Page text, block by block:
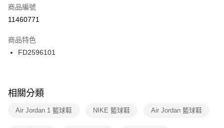
【「AFTEE先享後付」結帳流程】
１．於結帳方式選擇「AFTEE先享後付」後，將跳轉至「AFTEE先享後付」
２．訂單成立數日內，您將收到繳費通知簡訊。
３．收到繳費通知簡訊後14天內，點擊此簡訊中的連結，可透過四大超商／
ATM／網路銀行／等多元方式進行付款，方視為交易完成。
※ 交易是否成功請以「AFTEE先享後付 」之結帳頁面顯示為準，若有關於
是否繳費成功／繳費後需取消欲退款等相關疑問，請聯繫「AFTEE先享後付
客戶支援中心」https://netprotections.freshdesk.com/support/home
宅配
每筆NT$100，滿NT$1,500(含以上)免運費
付款後門市自取
每筆NT$100，滿NT$1,500(含以上)免運費
商品編號
11460771
商品特色
FD2596101
相關分類
Air Jordan 1 籃球鞋 NIKE 籃球鞋 Air Jordan 籃球鞋